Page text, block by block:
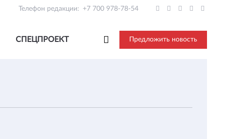
Телефон редакции: +7 700 978-78-54
СПЕЦПРОЕКТ Предложить новость